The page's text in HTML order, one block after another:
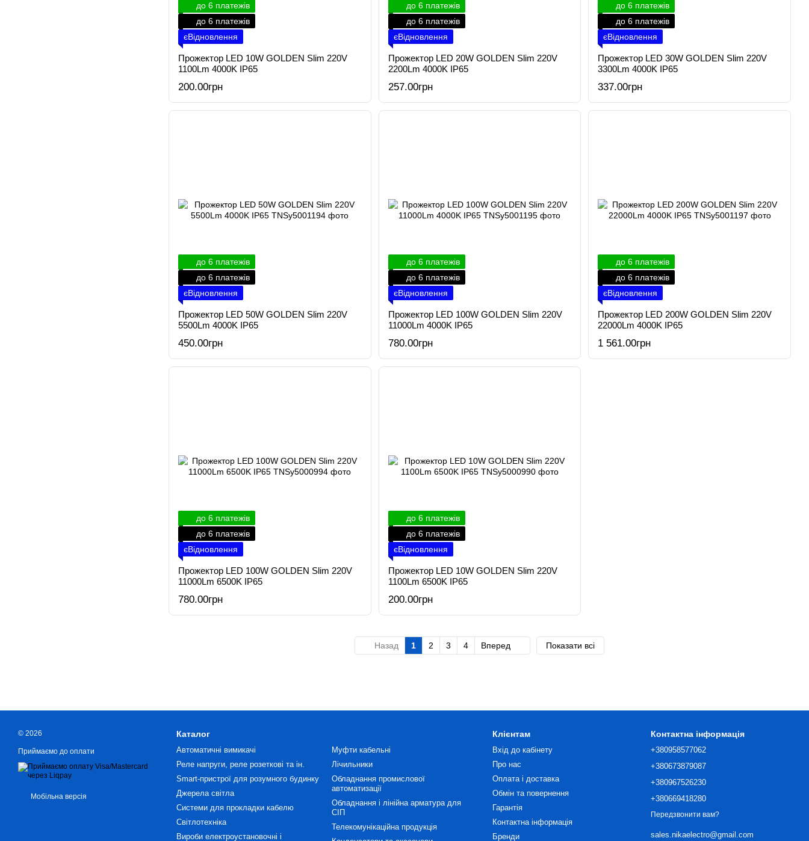
до 6 платежів
до 6 платежів
єВідновлення
Прожектор LED 10W GOLDEN Slim 220V
1100Lm 4000K IP65
200.00грн
до 6 платежів
до 6 платежів
єВідновлення
Прожектор LED 20W GOLDEN Slim 220V
2200Lm 4000K IP65
257.00грн
до 6 платежів
до 6 платежів
єВідновлення
Прожектор LED 30W GOLDEN Slim 220V
3300Lm 4000K IP65
337.00грн
до 6 платежів
до 6 платежів
єВідновлення
Прожектор LED 50W GOLDEN Slim 220V
5500Lm 4000K IP65
450.00грн
до 6 платежів
до 6 платежів
єВідновлення
Прожектор LED 100W GOLDEN Slim 220V
11000Lm 4000K IP65
780.00грн
до 6 платежів
до 6 платежів
єВідновлення
Прожектор LED 200W GOLDEN Slim 220V
22000Lm 4000K IP65
1 561.00грн
до 6 платежів
до 6 платежів
єВідновлення
Прожектор LED 100W GOLDEN Slim 220V
11000Lm 6500K IP65
780.00грн
до 6 платежів
до 6 платежів
єВідновлення
Прожектор LED 10W GOLDEN Slim 220V
1100Lm 6500K IP65
200.00грн
Назад 1 2 3 4 Вперед Показати всі
© 2026
Приймаємо до оплати
Мобільна версія
Каталог
Автоматичні вимикачі
Реле напруги, реле розеткові та ін.
Smart-пристрої для розумного будинку
Джерела світла
Системи для прокладки кабелю
Світлотехніка
Вироби електроустановочні і
Муфти кабельні
Лічильники
Обладнання промислової
автоматизації
Обладнання і лінійна арматура для
СІП
Телекомунікаційна продукція
Клієнтам
Вхід до кабінету
Про нас
Оплата і доставка
Обмін та повернення
Гарантія
Контактна інформація
Бренди
Контактна інформація
+380958577062
+380673879087
+380967526230
+380669418280
Передзвонити вам?
sales.nikaelectro@gmail.com